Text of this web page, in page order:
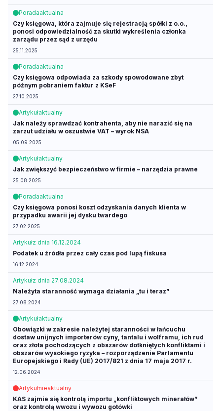
Poradaaktualna
Czy księgowa, która zajmuje się rejestracją spółki z o.o.,
ponosi odpowiedzialność za skutki wykreślenia członka
zarządu przez sąd z urzędu
25.11.2025
Poradaaktualna
Czy księgowa odpowiada za szkody spowodowane zbyt
późnym pobraniem faktur z KSeF
27.10.2025
Artykułaktualny
Jak należy sprawdzać kontrahenta, aby nie narazić się na
zarzut udziału w oszustwie VAT – wyrok NSA
05.09.2025
Artykułaktualny
Jak zwiększyć bezpieczeństwo w firmie – narzędzia prawne
25.08.2025
Poradaaktualna
Czy księgowa ponosi koszt odzyskania danych klienta w
przypadku awarii jej dysku twardego
27.02.2025
Artykułz dnia 16.12.2024
Podatek u źródła przez cały czas pod lupą fiskusa
16.12.2024
Artykułz dnia 27.08.2024
Należyta staranność wymaga działania „tu i teraz”
27.08.2024
Artykułaktualny
Obowiązki w zakresie należytej staranności w łańcuchu
dostaw unijnych importerów cyny, tantalu i wolframu, ich rud
oraz złota pochodzących z obszarów dotkniętych konfliktami i
obszarów wysokiego ryzyka – rozporządzenie Parlamentu
Europejskiego i Rady (UE) 2017/821 z dnia 17 maja 2017 r.
12.06.2024
Artykułnieaktualny
KAS zajmie się kontrolą importu „konfliktowych minerałów”
oraz kontrolą wwozu i wywozu gotówki